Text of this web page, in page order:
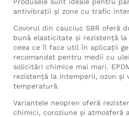
antivibraţii și zone cu trafic
Covorul din cauciuc SBR oferă
bună elasticitate şi rezistenţă
ceea ce îl face util în aplicaţii
recomandat pentru medii cu
solicitări chimice mai mari.
rezistență la intemperii, ozon și
temperatură.
Variantele neopren oferă
chimici, coroziune și atmosferă